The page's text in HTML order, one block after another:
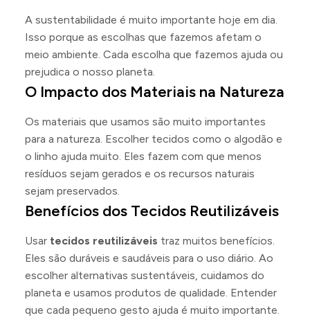
A sustentabilidade é muito importante hoje em dia.
Isso porque as escolhas que fazemos afetam o
meio ambiente. Cada escolha que fazemos ajuda ou
prejudica o nosso planeta.
O Impacto dos Materiais na Natureza
Os materiais que usamos são muito importantes
para a natureza. Escolher tecidos como o algodão e
o linho ajuda muito. Eles fazem com que menos
resíduos sejam gerados e os recursos naturais
sejam preservados.
Benefícios dos Tecidos Reutilizáveis
Usar tecidos reutilizáveis traz muitos benefícios.
Eles são duráveis e saudáveis para o uso diário. Ao
escolher alternativas sustentáveis, cuidamos do
planeta e usamos produtos de qualidade. Entender
que cada pequeno gesto ajuda é muito importante.